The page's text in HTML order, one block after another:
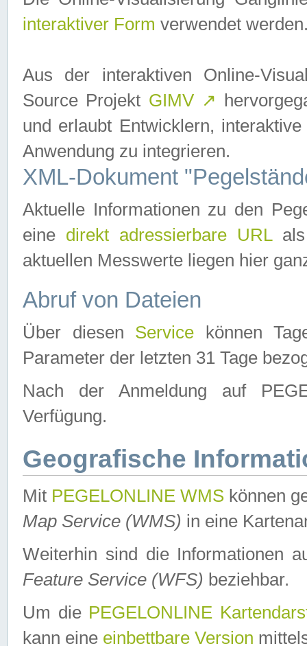
interaktiver Form verwendet
Aus der interaktiven Online-
Source Projekt GIMV ↗
und erlaubt Entwicklern,
Anwendung zu integrieren.
XML-Dokument
Aktuelle Informationen zu den
eine direkt adressierbare URLals
aktuellen Messwerte liegen hier
Abruf von Dateien
Über diesen Service können
Parameter der letzten 31 Tage
Nach der Anmeldung auf
Verfügung.
Geografische
Mit PEGELONLINE WMS können
Map Service (WMS) in eine
Weiterhin sind die Informationen
Feature Service (WFS) beziehbar.
Um die PEGELONLINE
kann eine einbettbare Version